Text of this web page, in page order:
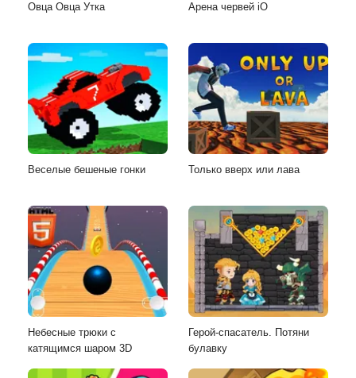
Овца Овца Утка Арена червей iO
Веселые бешеные гонки Только вверх или лава
Небесные трюки с
катящимся шаром 3D
Герой-спасатель. Потяни
булавку